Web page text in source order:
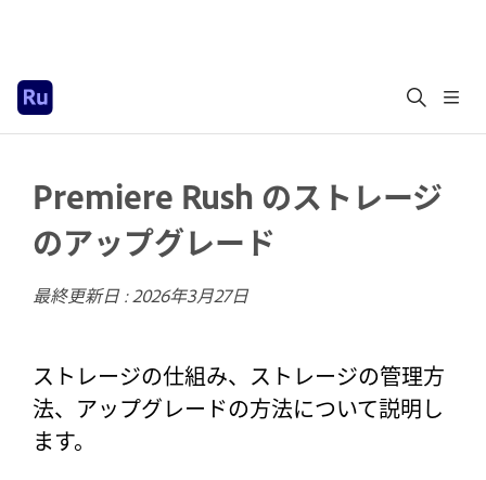
Premiere Rush のストレージ
のアップグレード
最終更新日 :2026年3月27日
ストレージの仕組み、ストレージの管理方
法、アップグレードの方法について説明し
ます。